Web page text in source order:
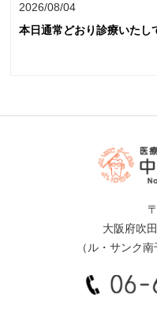
2026/08/04
本日通常どおり診療いたし
大阪府吹
（ル・サンク